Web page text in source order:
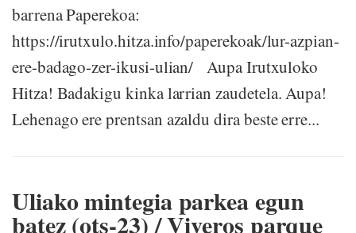
barrena Paperekoa:
https://irutxulo.hitza.info/paperekoak/lur-azpian-
ere-badago-zer-ikusi-ulian/ Aupa Irutxuloko
Hitza! Badakigu kinka larrian zaudetela. Aupa!
Lehenago ere prentsan azaldu dira beste erre...
Uliako mintegia parkea egun
batez (ots-23) / Viveros parque